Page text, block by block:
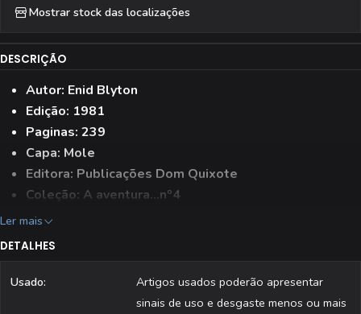
Mostrar stock das localizações
DESCRIÇÃO
Autor: Enid Blyton
Edição: 1981
Paginas: 239
Capa: Mole
Editora: Publicações Dom Quixote
Coleção: A aventura...nº4
Ler mais
DETALHES
Usado:
Artigos usados poderão apresentar
sinais de uso e desgaste menos ou mais